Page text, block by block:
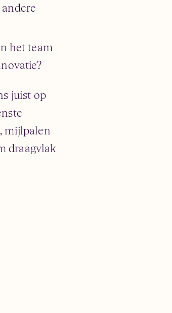
het team
juist op
mijlpalen
draagvlak